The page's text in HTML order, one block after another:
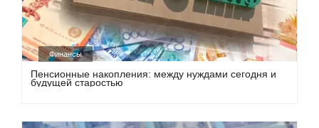
Финансы
Пенсионные накопления: между нуждами сегодня и
будущей старостью